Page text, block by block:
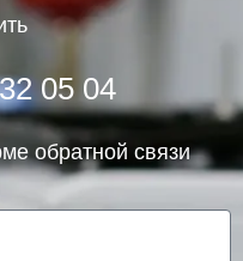
05 04
обратной связи